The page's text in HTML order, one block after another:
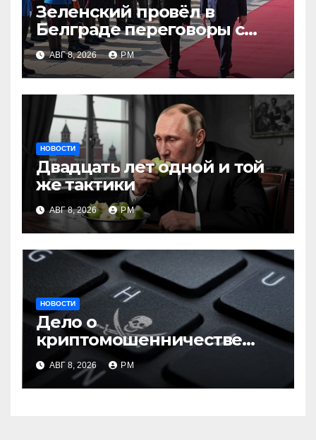
Зеленский провёл в
Белграде переговоры с
Вучичем
АВГ 8, 2026 РМ
НОВОСТИ
Двадцать лет одной и той
же тактики
АВГ 8, 2026 РМ
НОВОСТИ
Дело о
криптомошенничестве
оборачивают в содействие
терроризму
АВГ 8, 2026 РМ